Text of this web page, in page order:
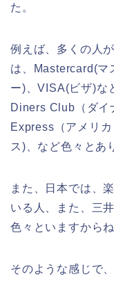
た。
例えば、多くの人
は、Mastercard(マ
ー)、VISA(ビザ)な
Diners Club（ダイ
Express（アメリ
ス)、など色々とあ
また、日本では、
いる人、また、三
色々といますからね
そのような感じで